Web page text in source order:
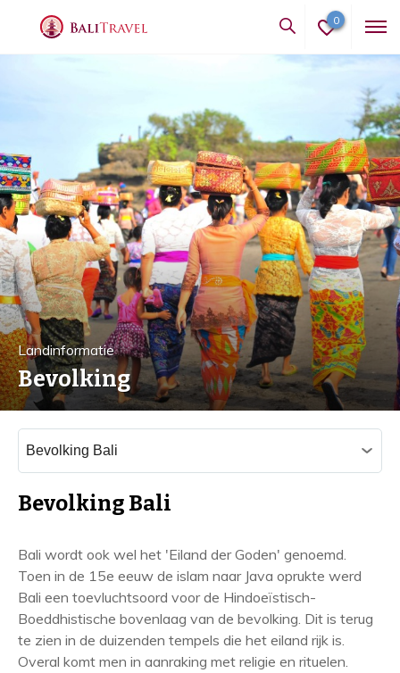
0
Landinformatie
Bevolking
t
e
g
i
e
ë
n
Bevolking Bali
Bali wordt ook wel het 'Eiland der Goden' genoemd.
Toen in de 15e eeuw de islam naar Java oprukte werd
Bali een toevluchtsoord voor de Hindoeïstisch-
Boeddhistische bovenlaag van de bevolking. Dit is terug
te zien in de duizenden tempels die het eiland rijk is.
Overal komt men in aanraking met religie en rituelen.